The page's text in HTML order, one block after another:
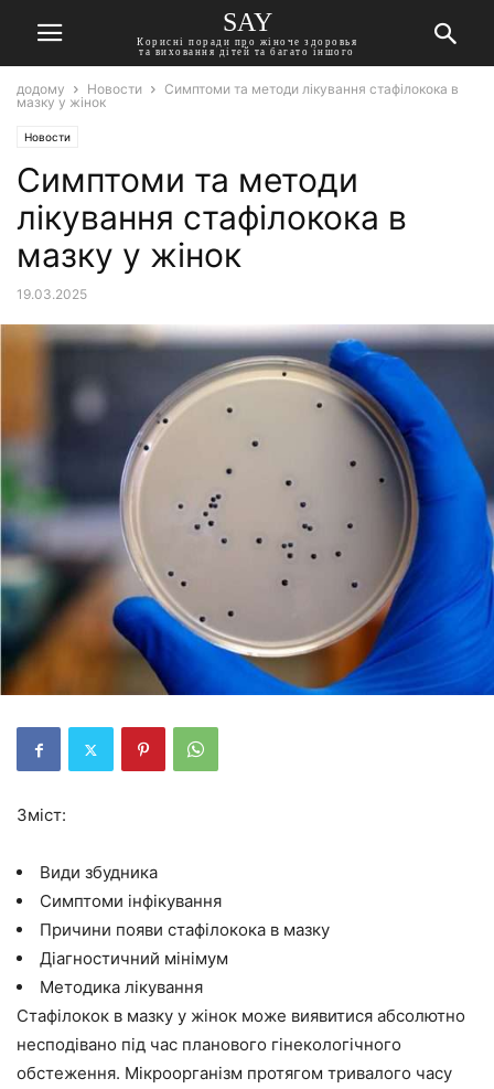
SAY
Корисні поради про жіноче здоровья
та виховання дітей та багато іншого
додому Новости
Симптоми та методи лікування стафілокока в
мазку у жінок
Новости
Симптоми та методи
лікування стафілокока в
мазку у жінок
19.03.2025
Зміст:
Види збудника
Симптоми інфікування
Причини появи стафілокока в мазку
Діагностичний мінімум
Методика лікування
Стафілокок в мазку у жінок може виявитися абсолютно
несподівано під час планового гінекологічного
обстеження. Мікроорганізм протягом тривалого часу